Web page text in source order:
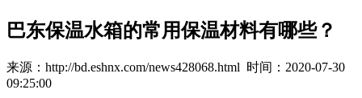
巴东保温水箱的常用保温材料有哪些？
来源：http://bd.eshnx.com/news428068.html 时间：2020-07-30
09:25:00